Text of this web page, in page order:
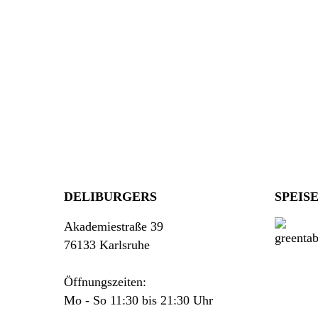
DELIBURGERS
Akademiestraße 39
76133 Karlsruhe
Öffnungszeiten:
Mo - So 11:30 bis 21:30 Uhr